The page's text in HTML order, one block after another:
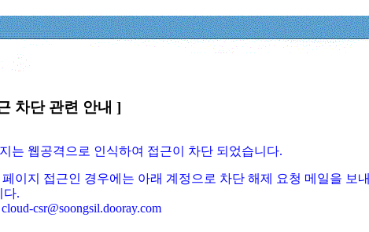
차단 관련 안내 ]
는 웹공격으로 인식하여 접근이 차단 되었습니다.
이지 접근인 경우에는 아래 계정으로 차단 해제 요청 메일을 보내
다.
csr@soongsil.dooray.com